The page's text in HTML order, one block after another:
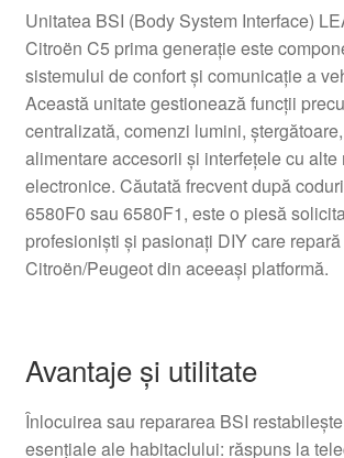
Unitatea BSI (Body System Interface)
Citroën C5 prima generație este
sistemului de confort și comunicație a
Această unitate gestionează funcții
centralizată, comenzi lumini,
alimentare accesorii și interfețele cu alte
electronice. Căutată frecvent după
6580F0 sau 6580F1, este o piesă
profesioniști și pasionați DIY care
Citroën/Peugeot din aceeași platformă.
Avantaje și utilitate
Înlocuirea sau repararea BSI
esențiale ale habitaclului: răspuns la